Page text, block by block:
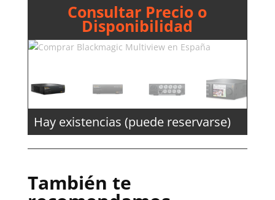
Consultar Precio o
Disponibilidad
Hay existencias (puede reservarse)
También te